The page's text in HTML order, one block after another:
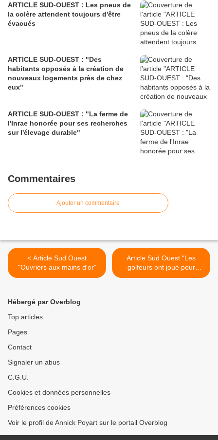
ARTICLE SUD-OUEST : Les pneus de
la colère attendent toujours d'être
évacués
ARTICLE SUD-OUEST : "Des
habitants opposés à la création de
nouveaux logements près de chez
eux"
ARTICLE SUD-OUEST : "La ferme de
l'Inrae honorée pour ses recherches
sur l'élevage durable"
Commentaires
Ajouter un commentaire
< Article Sud Ouest
"Ouvriers aux mains d'or"
Article Sud Ouest "Les
golfeurs ont joué pour
Wallon" >
Hébergé par Overblog
Top articles
Pages
Contact
Signaler un abus
C.G.U.
Cookies et données personnelles
Préférences cookies
Voir le profil de Annick Poyart sur le portail Overblog